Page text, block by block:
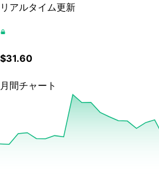
リアルタイム更新
$31.60
月間チャート